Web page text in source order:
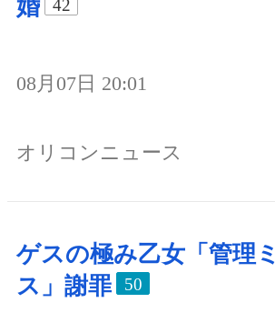
婚 42
08月07日 20:01
オリコンニュース
ゲスの極み乙女「管理ミ
ス」謝罪
50